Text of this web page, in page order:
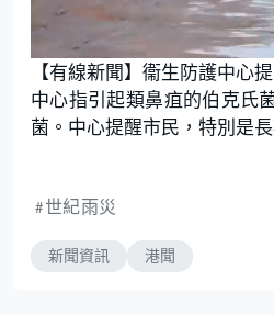
n
m
u
t
e
【有線新聞】衞生防護中心
中心指引起類鼻疽的伯克氏
菌。中心提醒市民，特別是
世紀雨災
新聞資訊 港聞